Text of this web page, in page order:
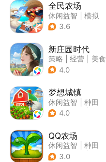
全民农场
休闲益智
模拟
| 田园生活
3.6
新庄园时代
策略 经营
美食
| 自由交易
4.0
梦想城镇
休闲益智
种田
| 田园生活
4.0
QQ农场
休闲益智
种田
| 田园生活
3.0